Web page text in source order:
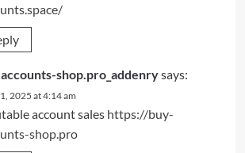
shop.pro_addenrysays:
2025 at 4:14 am
account sales https://buy-
shop.pro